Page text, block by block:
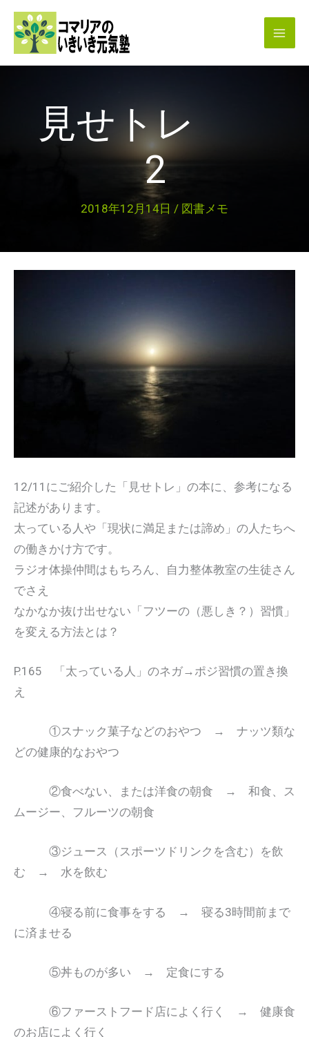
見せトレ
2
2018年12月14日 / 図書メモ
12/11にご紹介した「見せトレ」の本に、参考になる
記述があります。
太っている人や「現状に満足または諦め」の人たちへ
の働きかけ方です。
ラジオ体操仲間はもちろん、自力整体教室の生徒さん
でさえ
なかなか抜け出せない「フツーの（悪しき？）習慣」
を変える方法とは？
P.165 「太っている人」のネガ→ポジ習慣の置き換
え
①スナック菓子などのおやつ → ナッツ類な
どの健康的なおやつ
②食べない、または洋食の朝食 → 和食、ス
ムージー、フルーツの朝食
③ジュース（スポーツドリンクを含む）を飲
む → 水を飲む
④寝る前に食事をする → 寝る3時間前まで
に済ませる
⑤丼ものが多い → 定食にする
⑥ファーストフード店によく行く → 健康食
のお店によく行く